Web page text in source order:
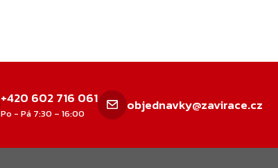
+420 602 716 061
Po - Pá 7:30 – 16:00 objednavky@zavirace.cz